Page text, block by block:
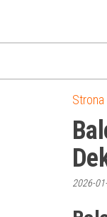
Strona
2026-